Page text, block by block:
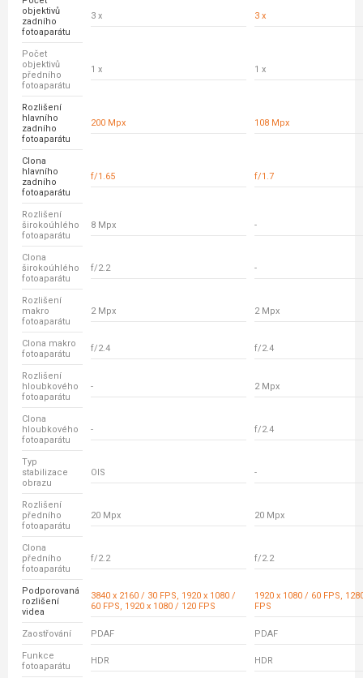
objektivů
zadního
fotoaparátu
3 x 3 x
Počet
objektivů
předního
fotoaparátu
1 x 1 x
Rozlišení
hlavního
zadního
fotoaparátu
200 Mpx 108 Mpx
Clona
hlavního
zadního
fotoaparátu
f/1.65 f/1.7
Rozlišení
širokoúhlého
fotoaparátu
8 Mpx -
Clona
širokoúhlého
fotoaparátu
f/2.2 -
Rozlišení
makro
fotoaparátu
2 Mpx 2 Mpx
Clona makro
fotoaparátu
f/2.4 f/2.4
Rozlišení
hloubkového
fotoaparátu
- 2 Mpx
Clona
hloubkového
fotoaparátu
- f/2.4
Typ
stabilizace
obrazu
OIS -
Rozlišení
předního
fotoaparátu
20 Mpx 20 Mpx
Clona
předního
fotoaparátu
f/2.2 f/2.2
Podporovaná
rozlišení
videa
3840 x 2160 / 30 FPS, 1920 x 1080 /
60 FPS, 1920 x 1080 / 120 FPS
1920 x 1080 / 60 FPS,
FPS
Zaostřování PDAF PDAF
Funkce
fotoaparátu
HDR HDR